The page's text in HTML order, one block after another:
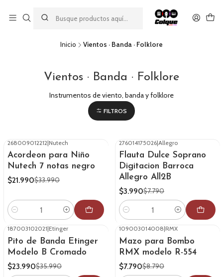
descuento por pago con transferencia bancaria
por una compra mínima de $49.990. Este descuento no es
acumulable a otras promociones ni aplicable a gastos de envío.
Inicio Vientos · Banda · Folklore
Vientos · Banda · Folklore
Instrumentos de viento, banda y folklore
FILTROS
-35%OFF
268009012212|Nutech
Acordeon para Niño
Nutech 7 notas negro
$21.990$33.990
Cantidad
-49% OFF
276014175026|Allegro
Flauta Dulce Soprano
Digitacion Barroca
Allegro All2B
$3.990$7.790
Cantidad
187003102021|Etinger
Pito de Banda Etinger
Modelo B Cromado
$23.990$35.990
109003014008|RMX
Mazo para Bombo
RMX modelo R-554
$7.790$8.790